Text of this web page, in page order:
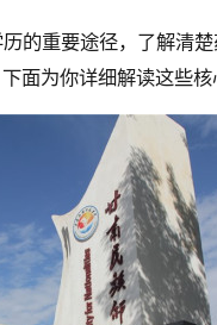
的重要途径，了解清
面为你详细解读这些核